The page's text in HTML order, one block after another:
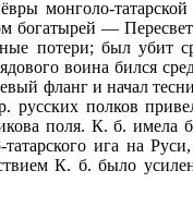
монголо-
богатырей —
потери; был
воина бился
фланг и начал
полков
поля. К. б. имела
ига на
К. б. было